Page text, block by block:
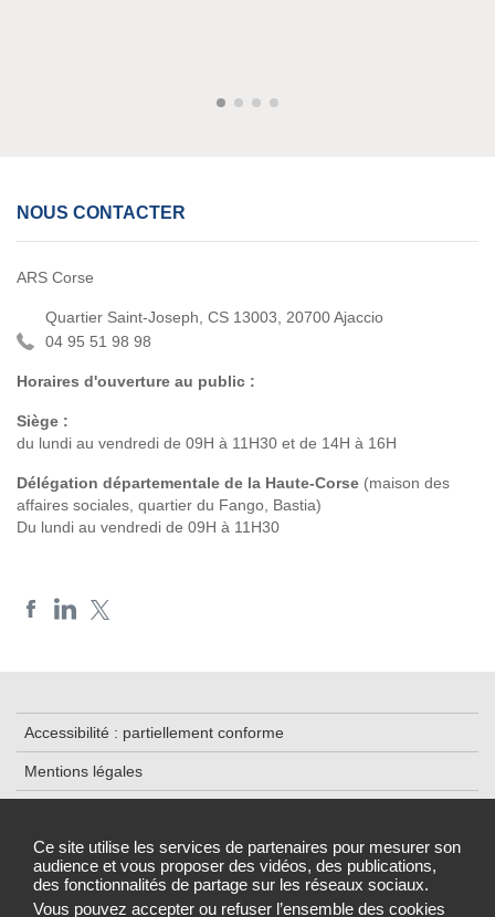
Ce site utilise les services de partenaires pour mesurer son
audience et vous proposer des vidéos, des publications,
des fonctionnalités de partage sur les réseaux sociaux.
Vous pouvez accepter ou refuser l’ensemble des cookies
NOUS CONTACTER
ARS Corse
Quartier Saint-Joseph, CS 13003, 20700 Ajaccio
04 95 51 98 98
Horaires d'ouverture au public :
Siège :
du lundi au vendredi de 09H à 11H30 et de 14H à 16H
Délégation départementale de la Haute-Corse (maison des
affaires sociales, quartier du Fango, Bastia)
Du lundi au vendredi de 09H à 11H30
Accessibilité : partiellement conforme
Mentions légales
Plan du site
Gestion des cookies